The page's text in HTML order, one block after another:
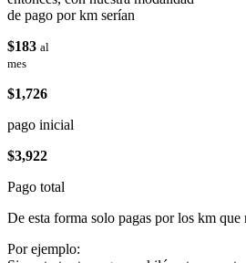
de pago por km serían
$183 al
mes
$1,726
pago inicial
$3,922
Pago total
De esta forma solo pagas por los km que
Por ejemplo: